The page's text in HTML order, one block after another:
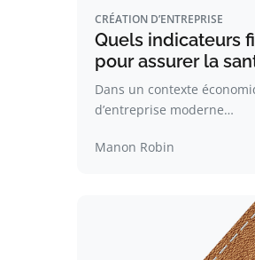
CRÉATION D’ENTREPRISE
Quels indicateurs
pour assurer la
Dans un contexte
d’entreprise moderne…
Manon Robin